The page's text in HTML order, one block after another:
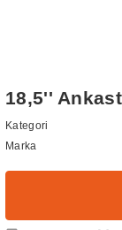
18,5''
Kategori
Marka